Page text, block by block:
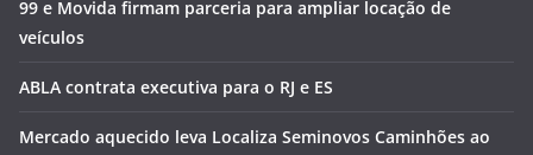
99 e Movida firmam parceria para ampliar locação de
veículos
ABLA contrata executiva para o RJ e ES
Mercado aquecido leva Localiza Seminovos Caminhões ao